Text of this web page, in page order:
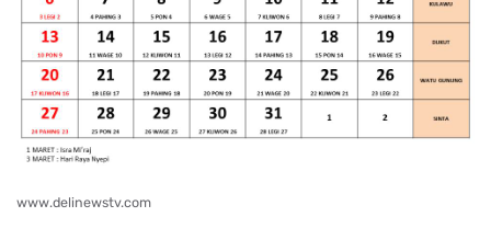
www.delinewstv.com